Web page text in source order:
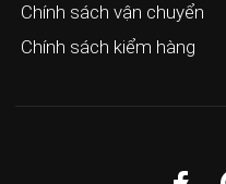
Chính sách vận chuyển
Chính sách kiểm hàng